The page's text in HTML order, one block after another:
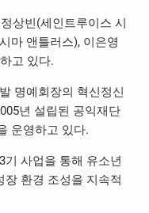
상빈(세인트루이스 시
마 앤틀러스), 이은영
고 있다.
명예회장의 혁신정신
년 설립된 공익재단
운영하고 있다.
사업을 통해 유소년
환경 조성을 지속적